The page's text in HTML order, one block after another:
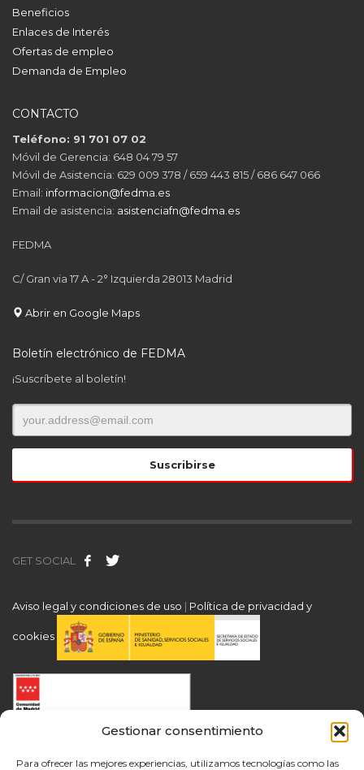
Gestionar consentimiento
Para ofrecer las mejores experiencias, utilizamos tecnologías como las
Beneficios
Enlaces de Interés
Ofertas de empleo
Demanda de Empleo
CONTACTO
Teléfono: 91 701 07 02
Móvil de Gerencia: 648 04 79 57
Móvil de Asistencia: 629 009 378 / 659 443 815 / 686 647 066
Email: informacion@fedma.es
Email de asistencia: asistenciafn@fedma.es
FEDMA
C/ Gran via 17 A - 2° Izquierda 28013 Madrid
Abrir en Google Maps
Boletín electrónico de FEDMA
¡Suscríbete al boletín!
GET SOCIAL
Aviso legal y condiciones de uso | Política de privacidad y
cookies